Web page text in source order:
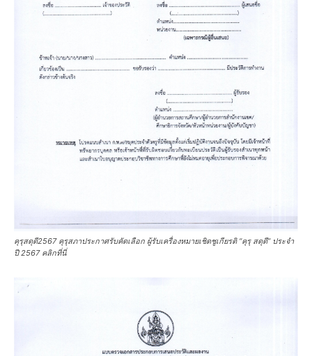
คุรุสดุดี2567 คุรุสภาประกาศรับคัดเลือก ผู้รับเครื่องหมายเชิดชูเกียรติ “คุรุ สดุดี” ประจำ
ปี 2567 คลิกที่นี่